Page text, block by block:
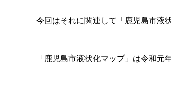
今回はそれに関連して「鹿児島市液
「鹿児島市液状化マップ」は令和元